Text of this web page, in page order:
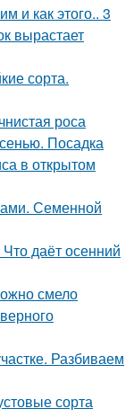
и как этого.. 3
вырастает
сорта.
роса
Посадка
в открытом
Семенной
даёт осенний
смело
Разбиваем
сорта